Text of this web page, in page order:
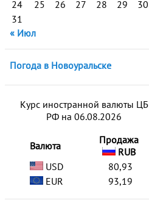
24
25 26 27 28 29
30
31
« Июл
Погода в Новоуральске
Курс иностранной валюты ЦБ
РФ на 06.08.2026
Валюта
Продажа
RUB
USD
80,93
EUR
93,19